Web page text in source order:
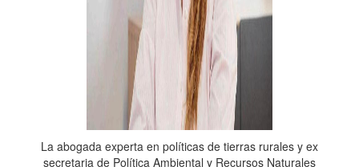
La abogada experta en políticas de tierras rurales y ex
secretaria de Política Ambiental y Recursos Naturales